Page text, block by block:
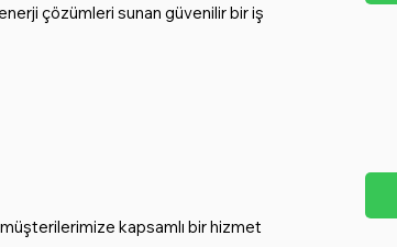
çözümleri sunan güvenilir bir iş
kapsamlı bir hizmet